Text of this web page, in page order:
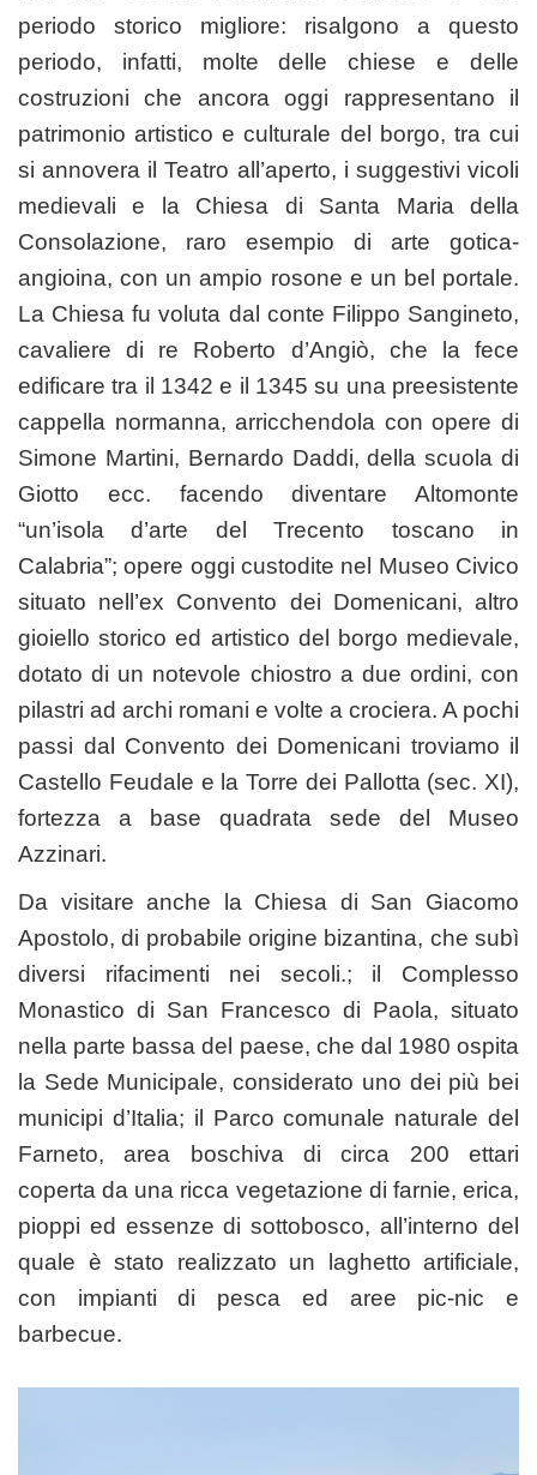
periodo storico migliore: risalgono a questo
periodo, infatti, molte delle chiese e delle
costruzioni che ancora oggi rappresentano il
patrimonio artistico e culturale del borgo, tra cui
si annovera il Teatro all’aperto, i suggestivi vicoli
medievali e la Chiesa di Santa Maria della
Consolazione, raro esempio di arte gotica-
angioina, con un ampio rosone e un bel portale.
La Chiesa fu voluta dal conte Filippo Sangineto,
cavaliere di re Roberto d’Angiò, che la fece
edificare tra il 1342 e il 1345 su una preesistente
cappella normanna, arricchendola con opere di
Simone Martini, Bernardo Daddi, della scuola di
Giotto ecc. facendo diventare Altomonte
“un’isola d’arte del Trecento toscano in
Calabria”; opere oggi custodite nel Museo Civico
situato nell’ex Convento dei Domenicani, altro
gioiello storico ed artistico del borgo medievale,
dotato di un notevole chiostro a due ordini, con
pilastri ad archi romani e volte a crociera. A pochi
passi dal Convento dei Domenicani troviamo il
Castello Feudale e la Torre dei Pallotta (sec. XI),
fortezza a base quadrata sede del Museo
Azzinari.
Da visitare anche la Chiesa di San Giacomo
Apostolo, di probabile origine bizantina, che subì
diversi rifacimenti nei secoli.; il Complesso
Monastico di San Francesco di Paola, situato
nella parte bassa del paese, che dal 1980 ospita
la Sede Municipale, considerato uno dei più bei
municipi d’Italia; il Parco comunale naturale del
Farneto, area boschiva di circa 200 ettari
coperta da una ricca vegetazione di farnie, erica,
pioppi ed essenze di sottobosco, all’interno del
quale è stato realizzato un laghetto artificiale,
con impianti di pesca ed aree pic-nic e
barbecue.